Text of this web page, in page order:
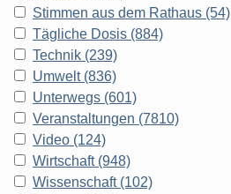
Stimmen aus dem Rathaus (54)
Tägliche Dosis (884)
Technik (239)
Umwelt (836)
Unterwegs (601)
Veranstaltungen (7810)
Video (124)
Wirtschaft (948)
Wissenschaft (102)